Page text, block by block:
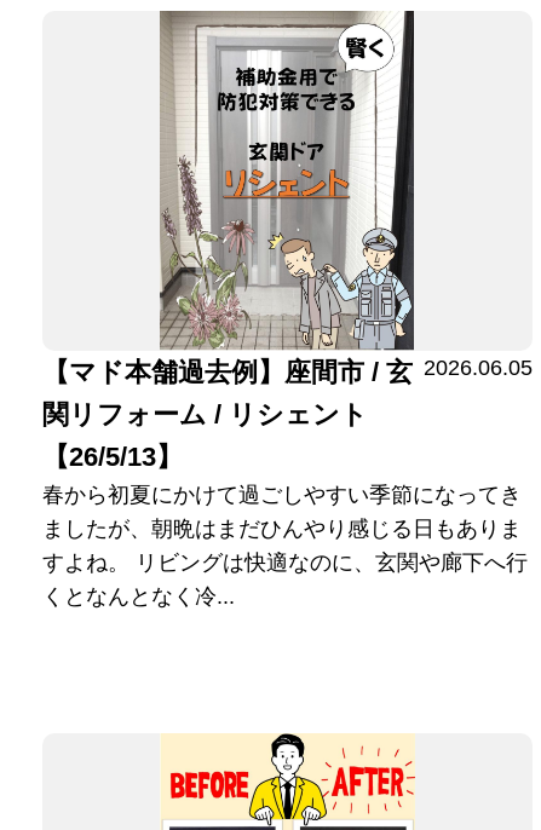
【マド本舗過去例】座間市 / 玄
関リフォーム / リシェント
【26/5/13】
2026.06.05
春から初夏にかけて過ごしやすい季節になってき
ましたが、朝晩はまだひんやり感じる日もありま
すよね。 リビングは快適なのに、玄関や廊下へ行
くとなんとなく冷...